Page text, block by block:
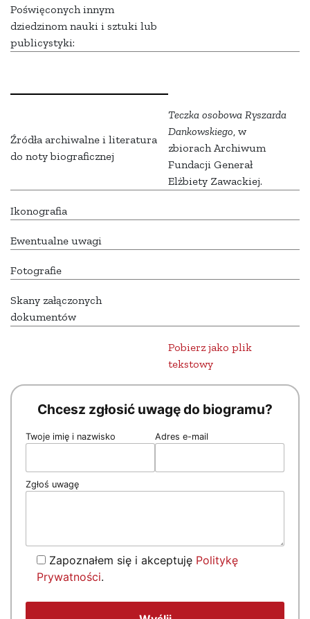
Poświęconych innym
dziedzinom nauki i sztuki lub
publicystyki:
Źródła archiwalne i literatura
do noty biograficznej
Teczka osobowa Ryszarda
Dankowskiego, w
zbiorach Archiwum
Fundacji Generał
Elżbiety Zawackiej.
Ikonografia
Ewentualne uwagi
Fotografie
Skany załączonych
dokumentów
Pobierz jako plik
tekstowy
Chcesz zgłosić uwagę do biogramu?
Twoje imię i nazwisko Adres e-mail
Zgłoś uwagę
Zapoznałem się i akceptuję Politykę
Prywatności.